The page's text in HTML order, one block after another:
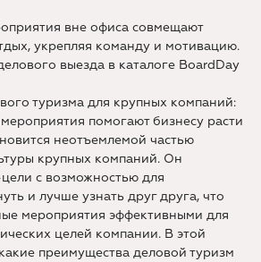
вне офиса совмещают
укрепляя команду и мотивацию.
выезда в каталоге BoardDay
туризма для крупных компаний:
помогают бизнесу расти
неотъемлемой частью
крупных компаний. Он
с возможностью для
и лучше узнать друг друга, что
мероприятия эффективными для
целей компании. В этой
преимущества деловой туризм